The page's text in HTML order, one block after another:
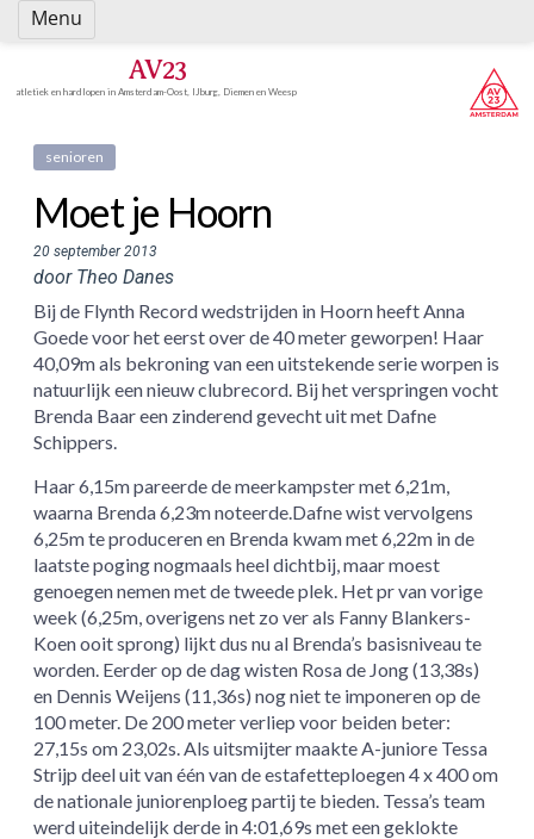
Spring
naar
AV23
atletiek en hardlopen in Amsterdam-Oost, IJburg, Diemen en Weesp
senioren
Moet je Hoorn
20 september 2013
door Theo Danes
Bij de Flynth Record wedstrijden in Hoorn heeft Anna
Goede voor het eerst over de 40 meter geworpen! Haar
40,09m als bekroning van een uitstekende serie worpen is
natuurlijk een nieuw clubrecord. Bij het verspringen vocht
Brenda Baar een zinderend gevecht uit met Dafne
Schippers.
Haar 6,15m pareerde de meerkampster met 6,21m,
waarna Brenda 6,23m noteerde.Dafne wist vervolgens
6,25m te produceren en Brenda kwam met 6,22m in de
laatste poging nogmaals heel dichtbij, maar moest
genoegen nemen met de tweede plek. Het pr van vorige
week (6,25m, overigens net zo ver als Fanny Blankers-
Koen ooit sprong) lijkt dus nu al Brenda’s basisniveau te
worden. Eerder op de dag wisten Rosa de Jong (13,38s)
en Dennis Weijens (11,36s) nog niet te imponeren op de
100 meter. De 200 meter verliep voor beiden beter:
27,15s om 23,02s. Als uitsmijter maakte A-juniore Tessa
Strijp deel uit van één van de estafetteploegen 4 x 400 om
de nationale juniorenploeg partij te bieden. Tessa’s team
werd uiteindelijk derde in 4:01,69s met een geklokte
Menu